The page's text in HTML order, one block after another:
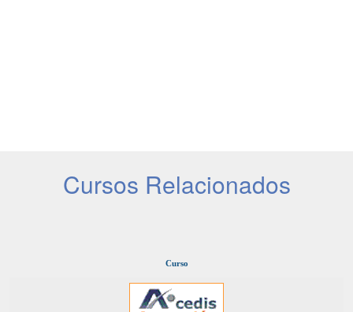
Cursos Relacionados
Curso